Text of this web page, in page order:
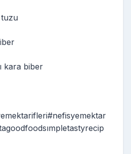
tuzu
kara biber